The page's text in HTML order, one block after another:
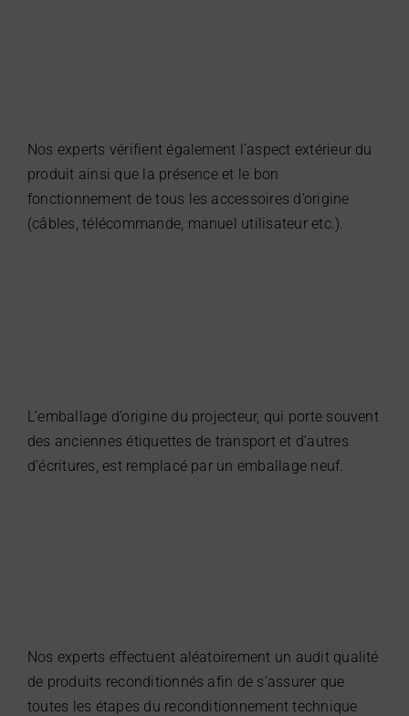
Nos experts vérifient également l’aspect extérieur du
produit ainsi que la présence et le bon
fonctionnement de tous les accessoires d’origine
(câbles, télécommande, manuel utilisateur etc.).
L’emballage d’origine du projecteur, qui porte souvent
des anciennes étiquettes de transport et d’autres
d’écritures, est remplacé par un emballage neuf.
Nos experts effectuent aléatoirement un audit qualité
de produits reconditionnés afin de s’assurer que
toutes les étapes du reconditionnement technique